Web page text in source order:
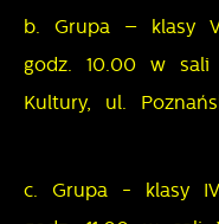
b. Grupa – klasy
godz. 10.00 w sali
Kultury, ul.
c. Grupa - klasy